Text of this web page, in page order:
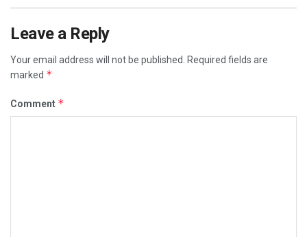
Leave a Reply
Your email address will not be published.
Required fields are
marked *
Comment *